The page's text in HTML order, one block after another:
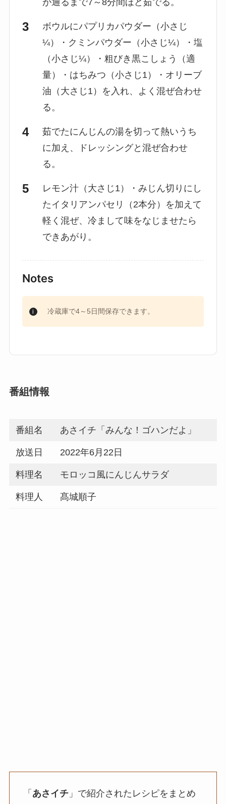
が通るまで7～8分間ほど茹でる。
ボウルにパプリカパウダー（小さじ
¼）・クミンパウダー（小さじ¼）・塩
（小さじ¼）・粗びき黒こしょう（適
量）・はちみつ（小さじ1）・オリーブ
油（大さじ1）を入れ、よく混ぜ合わせ
る。
茹でたにんじんの湯を切って熱いうち
に加え、ドレッシングと混ぜ合わせ
る。
レモン汁（大さじ1）・みじん切りにし
たイタリアンパセリ（2本分）を加えて
軽く混ぜ、冷まして味をなじませたら
できあがり。
Notes
冷蔵庫で4～5日間保存できます。
番組情報
番組名 あさイチ「みんな！ゴハンだよ」
放送日 2022年6月22日
料理名 モロッコ風にんじんサラダ
料理人 髙城順子
「 あさイチ」で紹介されたレシピをまとめ